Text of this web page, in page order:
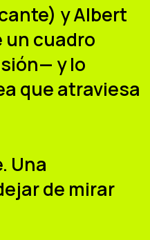
yAlbert
cuadro
y lo
que atraviesa
Una
de mirar